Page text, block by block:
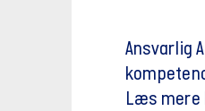
Ansvarlig
Læs mere